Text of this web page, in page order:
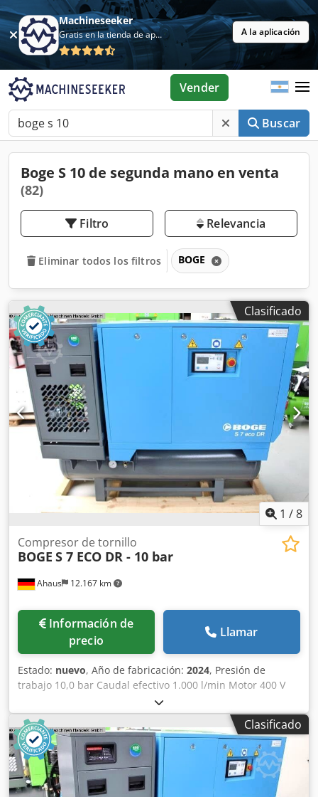
Machineseeker
Gratis en la tienda de aplicaciones A la aplicación
Buscar
Vender
Boge S 10 de segunda mano en venta
(82)
Filtro Relevancia
Eliminar todos los filtros BOGE
Clasificado
1 /8
Ahaus 12.167 km
Compresor de tornillo
BOGE S 7 ECO DR - 10 bar
Información de
precio
Llamar
Estado: nuevo, Año de fabricación: 2024, Presión de
trabajo 10,0 bar Caudal efectivo 1.000 l/min Motor 400 V
Capacidad del depósito 250 litros Peso de la máquina
aprox. 410 kg Necesidad total de potencia 7,5 kW
Dimensiones L-A-H 1915 x 650 x 1640 mm Máquina de
exposición / Sin uso previo Dedpfx Asxaby Nsg Sock Nueva
gama de modelos BOGE SOLID ~ Precio de lista: 9.450
euros / Precio especial a consultar Fabricado en Alemania
Equipamiento: - Con depósito y secador / Listo para usar
Clasificado